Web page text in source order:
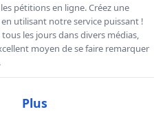
pétitions en ligne. Créez une
utilisant notre service puissant !
les jours dans divers médias,
moyen de se faire remarquer
Plus